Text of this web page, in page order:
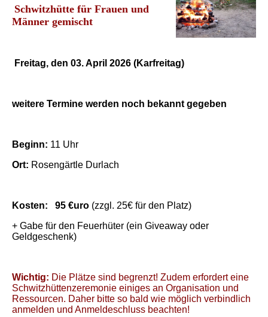
Schwitzhütte für Frauen und
Männer gemischt
Freitag, den 03. April 2026 (Karfreitag)
weitere Termine werden noch bekannt gegeben
Beginn: 11 Uhr
Ort: Rosengärtle Durlach
Kosten: 95 €uro (zzgl. 25€ für den Platz)
+ Gabe für den Feuerhüter (ein Giveaway oder
Geldgeschenk)
Wichtig: Die Plätze sind begrenzt! Zudem erfordert eine
Schwitzhüttenzeremonie einiges an Organisation und
Ressourcen. Daher bitte so bald wie möglich verbindlich
anmelden und Anmeldeschluss beachten!